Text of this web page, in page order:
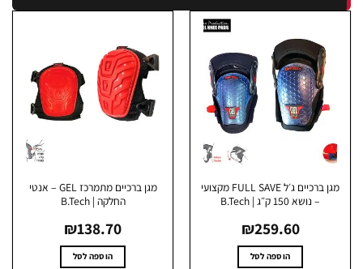
מגן ברכיים ג׳ל FULL SAVE מקצועי
₪259.60
הוספה לסל
מגן ברכיים מתמרכז GEL – אנטי
החלקה | B.Tech
₪138.70
הוספה לסל